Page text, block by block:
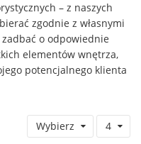
– z naszych
zgodnie z własnymi
o odpowiednie
elementów wnętrza,
potencjalnego klienta
Wybierz 4